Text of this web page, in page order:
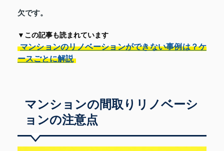
欠です。
▼この記事も読まれています
マンションのリノベーションができない事例は？ケ
ースごとに解説
マンションの間取りリノベーシ
ョンの注意点